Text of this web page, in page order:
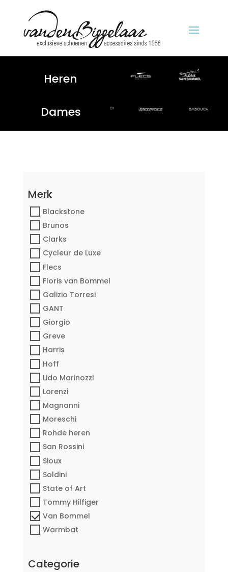
Heren
Dames
Merk
Blackstone
Brunos
Clarks
Cycleur de Luxe
Flecs
Floris van Bommel
Galizio Torresi
GANT
Giorgio
Greve
Harris
Hoff
Lido Marinozzi
Lorenzi
Magnanni
Moreschi
Rohde heren
San Rossini
Sioux
Soldini
State of Art
Tommy Hilfiger
Van Bommel
Warmbat
Categorie